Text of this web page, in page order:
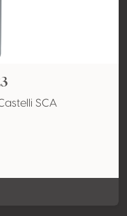
SCA